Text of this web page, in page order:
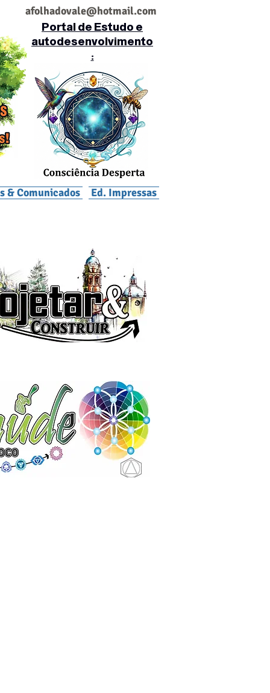
afolhadovale@hotmail.com
Portal de Estudo e
autodesenvolvimento
:
& Comunicados Ed. Impressas